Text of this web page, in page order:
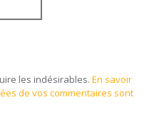
les indésirables. En savoir
de vos commentaires sont